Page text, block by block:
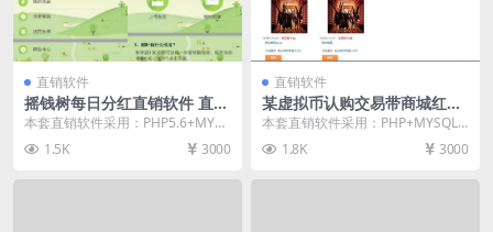
直销软件
摇钱树每日分红直销软件 直销
系统 直销管理软件
本套直销软件采用：PHP5.6+MYS
QL开发，是一套摇钱树每日分红直
销软件，可...
1.5K 3000
直销软件
某虚拟币认购交易带商城红包
直销软件 直销系统 直销管理
本套直销软件采用：PHP+MYSQL
开发，是一套虚拟币认购交易带商
城红包直销软件...
1.8K 3000